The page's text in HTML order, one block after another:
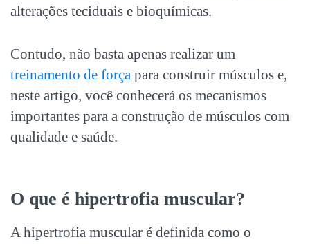
alterações teciduais e bioquímicas.
Contudo, não basta apenas realizar um
treinamento de força para construir músculos e,
neste artigo, você conhecerá os mecanismos
importantes para a construção de músculos com
qualidade e saúde.
O que é hipertrofia muscular?
Ahipertrofia muscular é definida como o